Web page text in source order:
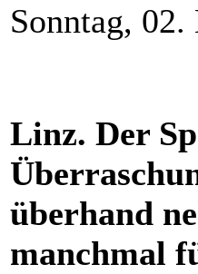
Sonntag,
Linz. Der
überhand
manchmal